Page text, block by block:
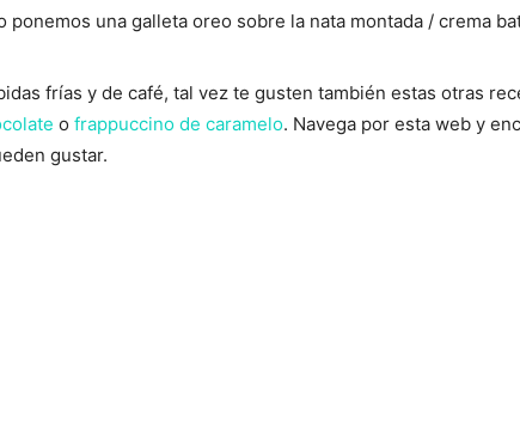
ponemos una galleta oreo sobre la nata montada / crema
frías y de café, tal vez te gusten también estas otras
o frappuccino de caramelo. Navega por esta web y
gustar.